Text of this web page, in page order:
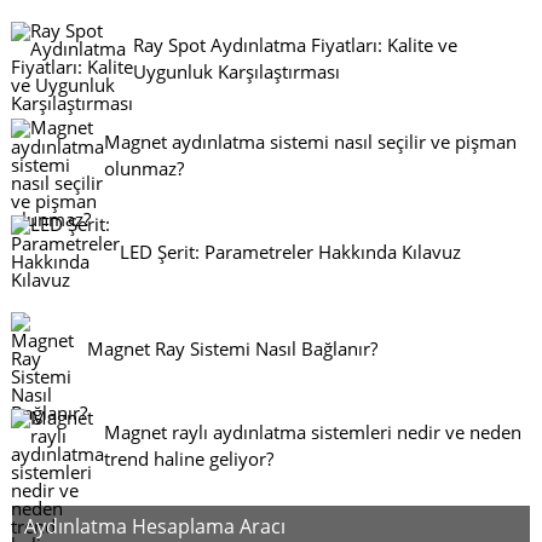
Ray Spot Aydınlatma Fiyatları: Kalite ve
Uygunluk Karşılaştırması
Magnet aydınlatma sistemi nasıl seçilir ve pişman
olunmaz?
LED Şerit: Parametreler Hakkında Kılavuz
Magnet Ray Sistemi Nasıl Bağlanır?
Magnet raylı aydınlatma sistemleri nedir ve neden
trend haline geliyor?
Aydınlatma Hesaplama Aracı